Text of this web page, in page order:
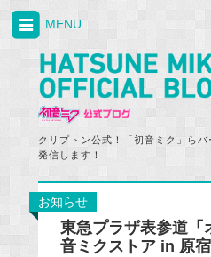
クリプトン公式！「初音ミク」ら
発信します！
MENU
お知らせ
東急プラザ表参道「
音ミクストア in 原